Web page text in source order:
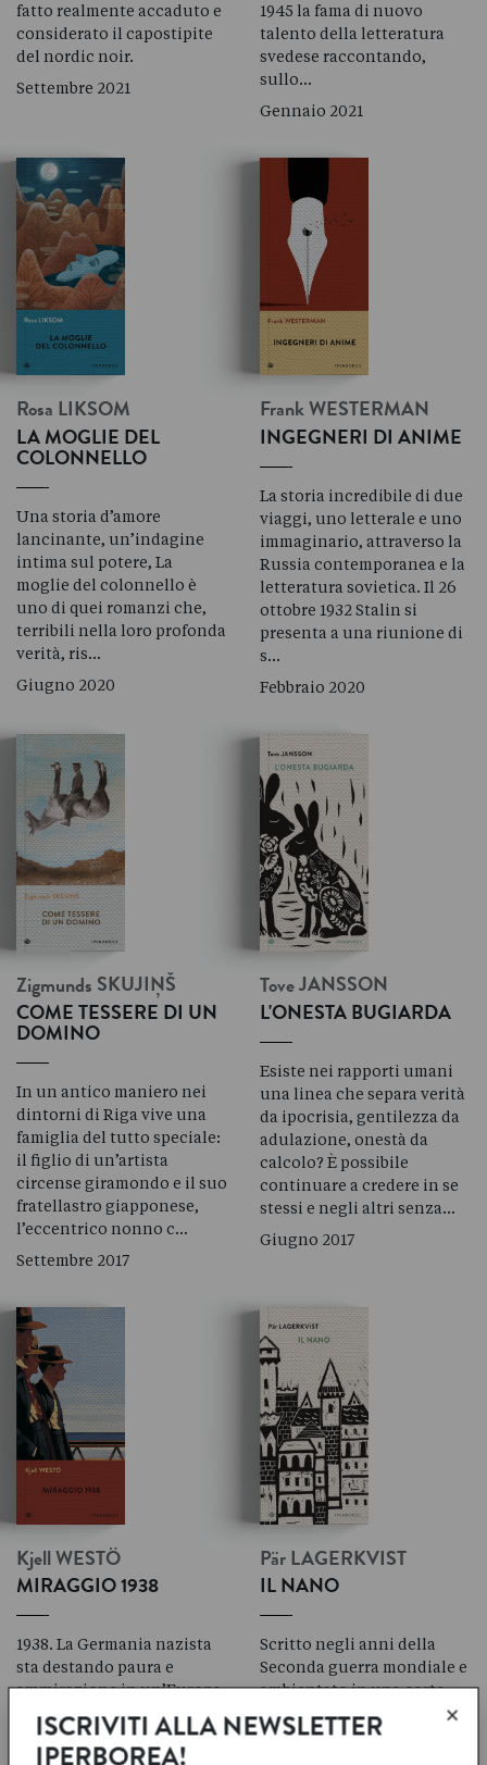
fatto realmente accaduto e
considerato il capostipite
del nordic noir.
Settembre 2021
1945 la fama di nuovo
talento della letteratura
svedese raccontando,
sullo…
Gennaio 2021
Rosa LIKSOM
LA MOGLIE DEL
COLONNELLO
Una storia d’amore
lancinante, un’indagine
intima sul potere, La
moglie del colonnello è
uno di quei romanzi che,
terribili nella loro profonda
verità, ris…
Giugno 2020
Frank WESTERMAN
INGEGNERI DI ANIME
La storia incredibile di due
viaggi, uno letterale e uno
immaginario, attraverso la
Russia contemporanea e la
letteratura sovietica. Il 26
ottobre 1932 Stalin si
presenta a una riunione di
s…
Febbraio 2020
Zigmunds SKUJIŅŠ
COME TESSERE DI UN
DOMINO
In un antico maniero nei
dintorni di Riga vive una
famiglia del tutto speciale:
il figlio di un’artista
circense giramondo e il suo
fratellastro giapponese,
l’eccentrico nonno c…
Settembre 2017
Tove JANSSON
L'ONESTA BUGIARDA
Esiste nei rapporti umani
una linea che separa verità
da ipocrisia, gentilezza da
adulazione, onestà da
calcolo? È possibile
continuare a credere in se
stessi e negli altri senza…
Giugno 2017
Kjell WESTÖ
MIRAGGIO 1938
1938. La Germania nazista
sta destando paura e
ammirazione in un’Europa
che non sa di essere già
sull’orlo di un secondo
conflitto mondiale.
Pär LAGERKVIST
IL NANO
Scritto negli anni della
Seconda guerra mondiale e
ambientato in una corte
rinascimentale italiana, Il
nanoè forse l’opera in cui
×
ISCRIVITI ALLA NEWSLETTER